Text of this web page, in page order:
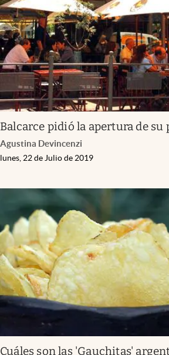
Balcarce pidió la apertura de su
Agustina Devincenzi
lunes, 22 de Julio de 2019
Cuáles son las 'Gauchitas'